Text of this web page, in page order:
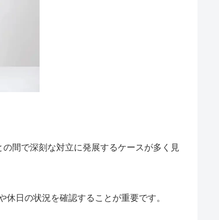
間で深刻な対立に発展するケースが多く見
日の状況を確認することが重要です。